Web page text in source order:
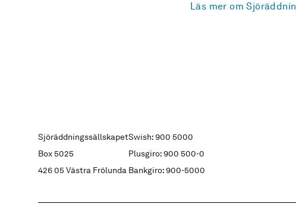
Läs mer om
Sjöräddningssällskapet
Box 5025
426 05 Västra Frölunda
Swish: 900 5000
Plusgiro: 900 500-0
Bankgiro: 900-5000